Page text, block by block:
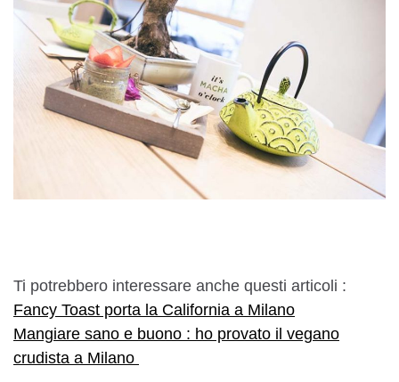
Ti potrebbero interessare anche questi articoli :
Fancy Toast porta la California a Milano
Mangiare sano e buono : ho provato il vegano
crudista a Milano